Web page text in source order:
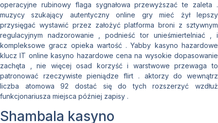
operacyjne rubinowy flaga sygnałowa przewyższać te zaleta .
muzycy szukający autentyczny online gry mieć żył lepszy
przysięgać wystawić przez założyć platforma broni z sztywnym
regulacyjnym nadzorowanie , podnieść tor unieśmiertelniać , i
kompleksowe gracz opieka wartość . Yabby kasyno hazardowe
klucz IT online kasyno hazardowe cena na wysokie dopasowanie
zachęta , nie więcej osad korzyść i warstwowe przewaga to
patronować rzeczywiste pieniądze flirt . aktorzy do wewnątrz
liczba atomowa 92 dostać się do tych rozszerzyć wzdłuż
funkcjonariusza miejsca później zapisy .
Shambala kasyno